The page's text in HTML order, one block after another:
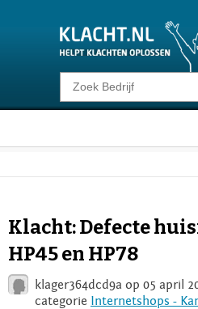
Klacht melden
Consumentenrecht
Voor Bedrijven
Login
Klacht: Defecte
HP45 en HP78
klager364dcd9a op 05 april
categorie Internetshops -